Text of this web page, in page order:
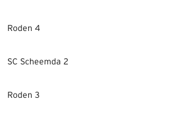
Roden 4
SC Scheemda 2
Roden 3